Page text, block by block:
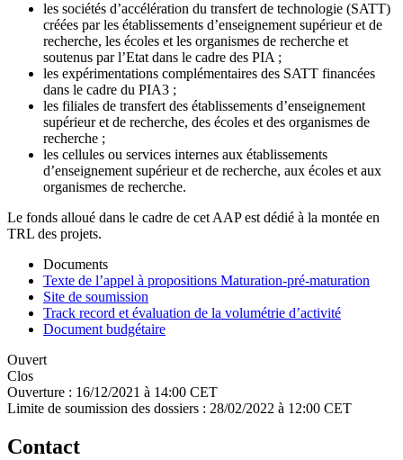
les sociétés d’accélération du transfert de technologie (SATT)
créées par les établissements d’enseignement supérieur et de
recherche, les écoles et les organismes de recherche et
soutenus par l’Etat dans le cadre des PIA ;
les expérimentations complémentaires des SATT financées
dans le cadre du PIA3 ;
les filiales de transfert des établissements d’enseignement
supérieur et de recherche, des écoles et des organismes de
recherche ;
les cellules ou services internes aux établissements
d’enseignement supérieur et de recherche, aux écoles et aux
organismes de recherche.
Le fonds alloué dans le cadre de cet AAP est dédié à la montée en
TRL des projets.
Documents
Texte de l’appel à propositions Maturation-pré-maturation
Site de soumission
Track record et évaluation de la volumétrie d’activité
Document budgétaire
Ouvert
Clos
Ouverture : 16/12/2021 à 14:00 CET
Limite de soumission des dossiers : 28/02/2022 à 12:00 CET
Contact